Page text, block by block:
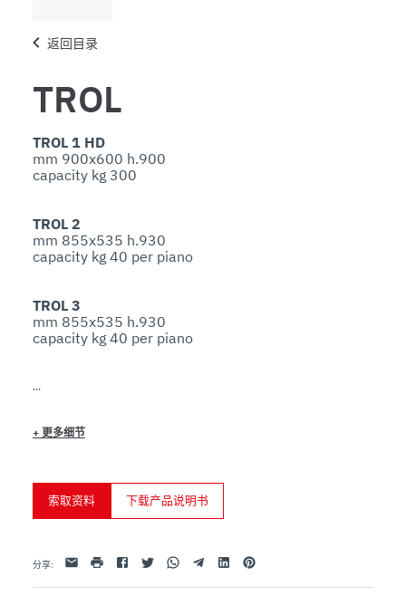
返回目录
TROL
TROL 1 HD
mm 900x600 h.900
TROL 2
mm 855x535 h.930
TROL 3
mm 855x535 h.930
TROL 2 D
mm 980x515 h.830
+ 更多细节
索取资料 下载产品说明书
分享: 电子邮件
打印 FacebookTwitterWhatsappTelegramLinkedinPinterest